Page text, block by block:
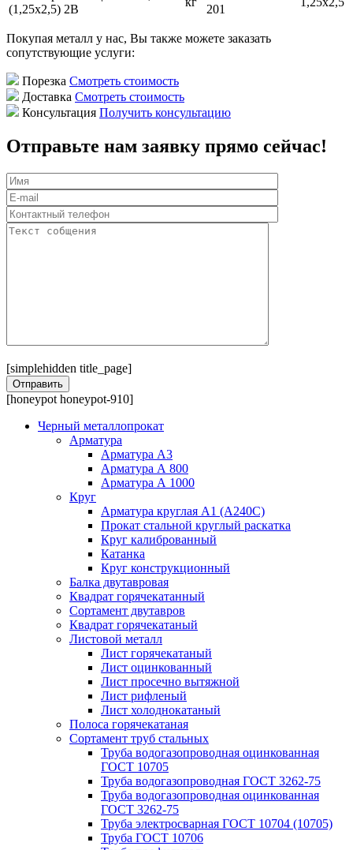
(1,25х2,5) 2В
201
Покупая металл у нас, Вы также можете заказать
сопутствующие услуги:
Порезка Смотреть стоимость
Доставка Смотреть стоимость
Консультация Получить консультацию
Отправьте нам заявку прямо сейчас!
[simplehidden title_page]
[honeypot honeypot-910]
Черный металлопрокат
Арматура
Арматура А3
Арматура А 800
Арматура А 1000
Круг
Арматура круглая А1 (А240C)
Прокат стальной круглый раскатка
Круг калиброванный
Катанка
Круг конструкционный
Балка двутавровая
Квадрат горячекатанный
Сортамент двутавров
Квадрат горячекатаный
Листовой металл
Лист горячекатаный
Лист оцинкованный
Лист просечно вытяжной
Лист рифленый
Лист холоднокатаный
Полоса горячекатаная
Сортамент труб стальных
Труба водогазопроводная оцинкованная
ГОСТ 10705
Труба водогазопроводная ГОСТ 3262-75
Труба водогазопроводная оцинкованная
ГОСТ 3262-75
Труба электросварная ГОСТ 10704 (10705)
Труба ГОСТ 10706